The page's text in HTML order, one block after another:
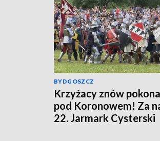
BYDGOSZCZ
Krzyżacy znów
pod Koronowem! Za
22. Jarmark Cysterski